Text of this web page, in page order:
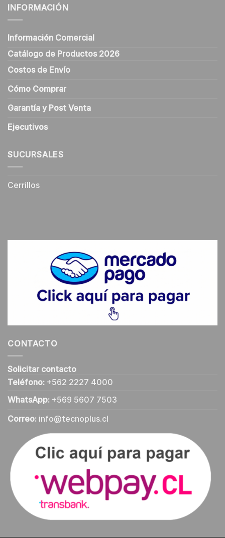
INFORMACIÓN
Información Comercial
Catálogo de Productos 2026
Costos de Envío
Cómo Comprar
Garantía y Post Venta
Ejecutivos
SUCURSALES
Cerrillos
CONTACTO
Solicitar contacto
Teléfono: +562 2227 4000
WhatsApp: +569 5607 7503
Correo: info@tecnoplus.cl